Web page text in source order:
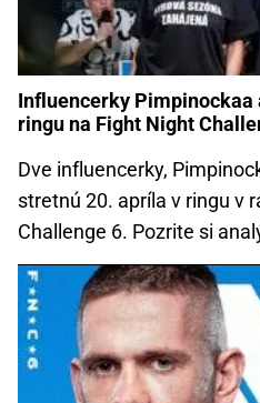
Influencerky Pimpinockaa
ringu na Fight Night
Dve influencerky,
stretnú 20. apríla v ringu v
Challenge 6. Pozrite si